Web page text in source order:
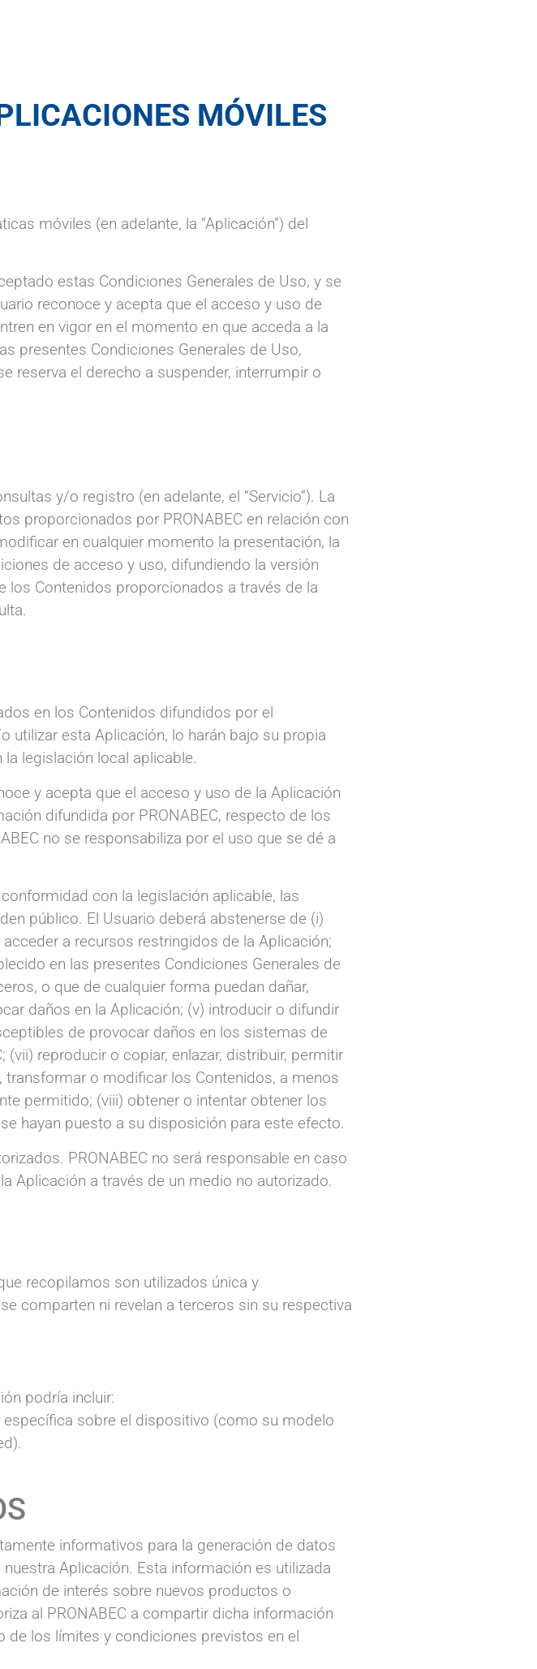
MÓVILES
móviles (en adelante, la “Aplicación”) del
estas Condiciones Generales de Uso, y se
reconoce y acepta que el acceso y uso de
en vigor en el momento en que acceda a la
presentes Condiciones Generales de Uso,
reserva el derecho a suspender, interrumpir o
y/o registro (en adelante, el “Servicio”). La
proporcionados por PRONABEC en relación con
en cualquier momento la presentación, la
de acceso y uso, difundiendo la versión
los Contenidos proporcionados a través de la
en los Contenidos difundidos por el
utilizar esta Aplicación, lo harán bajo su propia
legislación local aplicable.
y acepta que el acceso y uso de la Aplicación
difundida por PRONABEC, respecto de los
no se responsabiliza por el uso que se dé a
con la legislación aplicable, las
público. El Usuario deberá abstenerse de (i)
a recursos restringidos de la Aplicación;
en las presentes Condiciones Generales de
o que de cualquier forma puedan dañar,
daños en la Aplicación; (v) introducir o difundir
de provocar daños en los sistemas de
(vii) reproducir o copiar, enlazar, distribuir, permitir
o modificar los Contenidos, a menos
permitido; (viii) obtener o intentar obtener los
hayan puesto a su disposición para este efecto.
PRONABEC no será responsable en caso
Aplicación a través de un medio no autorizado.
recopilamos son utilizados única y
comparten ni revelan a terceros sin su respectiva
podría incluir:
sobre el dispositivo (como su modelo
informativos para la generación de datos
Aplicación. Esta información es utilizada
de interés sobre nuevos productos o
al PRONABEC a compartir dicha información
los límites y condiciones previstos en el